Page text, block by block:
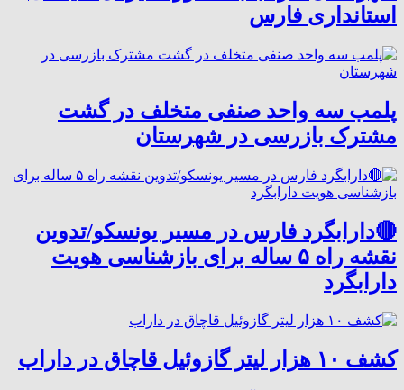
استانداری فارس
پلمب سه واحد صنفی متخلف در گشت
مشترک بازرسی در شهرستان
🔴دارابگرد فارس در مسیر یونسکو/تدوین
نقشه راه ۵ ساله برای بازشناسی هویت
دارابگرد
کشف ۱۰ هزار لیتر گازوئیل قاچاق در داراب